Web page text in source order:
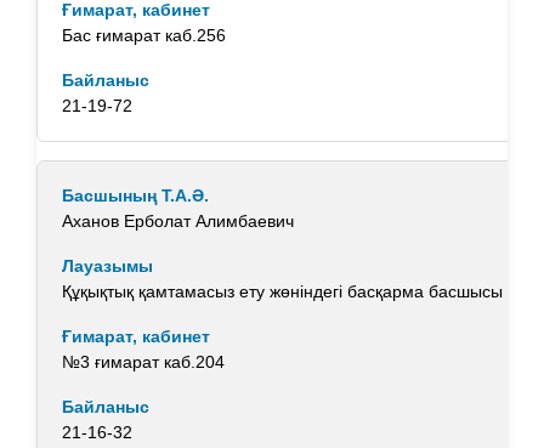
Бас ғимарат каб.256
21-19-72
Аханов Ерболат Алимбаевич
Құқықтық қамтамасыз ету жөніндегі басқарма басшысы
№3 ғимарат каб.204
21-16-32